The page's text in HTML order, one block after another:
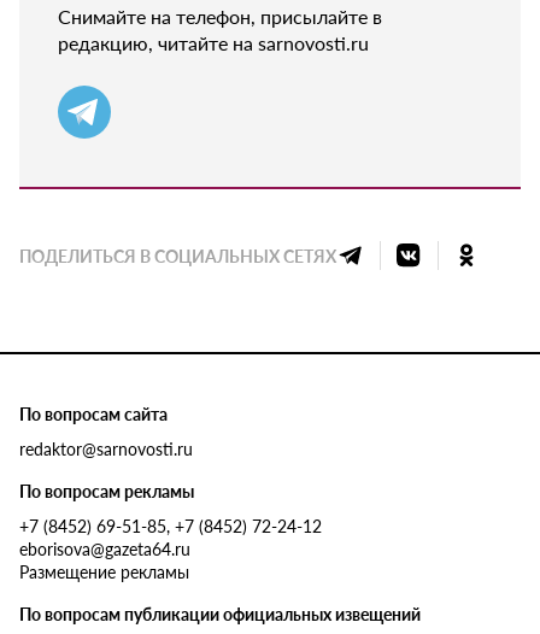
Снимайте на телефон, присылайте в
редакцию, читайте на sarnovosti.ru
ПОДЕЛИТЬСЯ В СОЦИАЛЬНЫХ СЕТЯХ
По вопросам сайта
redaktor@sarnovosti.ru
По вопросам рекламы
+7 (8452) 69-51-85, +7 (8452) 72-24-12
eborisova@gazeta64.ru
Размещение рекламы
По вопросам публикации официальных извещений